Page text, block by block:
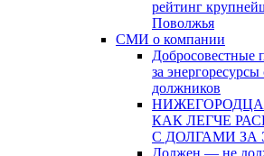
рейтинг
Поволжья
СМИ о компании
Добросовестные
за энергоресурсы
должников
КАК ЛЕГЧЕ
С ДОЛГАМИ ЗА